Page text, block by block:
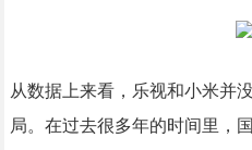
从数据上来看，乐视和小米并
局。在过去很多年的时间里，